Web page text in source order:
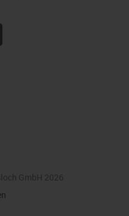
GmbH 2026